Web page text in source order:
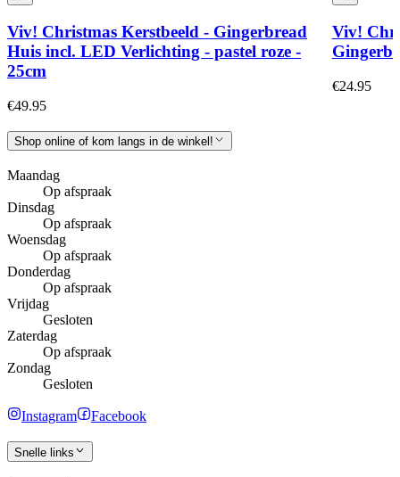
Viv! Christmas Kerstbeeld - Gingerbread
Huis incl. LED Verlichting - pastel roze -
25cm
€49.95
Viv!
€24.95
Shop online of kom langs in de winkel!
Maandag
Op afspraak
Dinsdag
Op afspraak
Woensdag
Op afspraak
Donderdag
Op afspraak
Vrijdag
Gesloten
Zaterdag
Op afspraak
Zondag
Gesloten
Instagram Facebook
Snelle links